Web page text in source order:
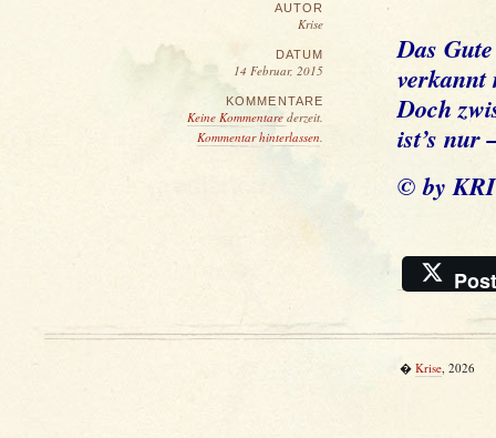
AUTOR
Krise
DATUM
14 Februar, 2015
KOMMENTARE
Keine Kommentare derzeit.
Kommentar hinterlassen.
Das
verkannt
Doch
ist’s nur
© by
Post
� Krise, 2026